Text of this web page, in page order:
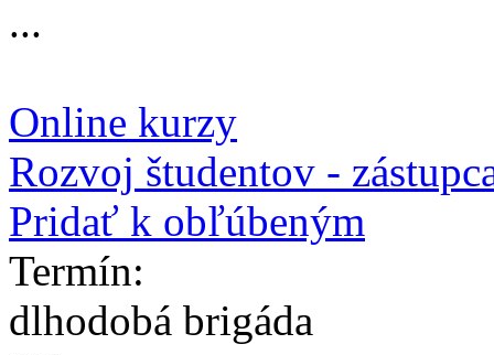
...
Online kurzy
Rozvoj študentov -
Pridať k obľúbeným
Termín:
dlhodobá brigáda